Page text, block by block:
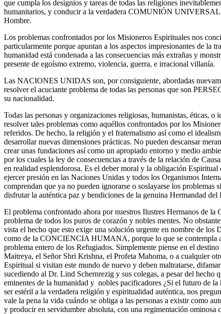
que cumpla los designios y tareas de todas las religiones
humanitarios, y conducir a la verdadera COMUNIÓN UNIVERSAL
Hombre.
Los problemas confrontados por los Misioneros Espirituales nos
particularmente porque apuntan a los aspectos impresionantes de la
humanidad está condenada a las consecuencias más extrañas y
presente de egoísmo extremo, violencia, guerra, e irracional villanía.
Las NACIONES UNIDAS son, por consiguiente, abordadas
resolver el acuciante problema de todas las personas que son
su nacionalidad.
Todas las personas y organizaciones religiosas, humanistas, éticas, o
resolver tales problemas como aquéllos confrontados por los
referidos. De hecho, la religión y el fraternalismo así como el
desarrollar nuevas dimensiones prácticas. No pueden descansar
crear unas fundaciones así como un apropiado entorno y medio
por los cuales la ley de consecuencias a través de la relación de
en realidad esplendorosa. Es el deber moral y la obligación Espiritual
ejercer presión en las Naciones Unidas y todos los Organismos
comprendan que ya no pueden ignorarse o soslayarse los problemas
disfrutar la auténtica paz y bendiciones de la genuina Hermandad del
El problema confrontado ahora por nuestros Ilustres Hermanos de la
problema de todos los puros de corazón y nobles mentes. No
vista el hecho que esto exige una solución urgente en nombre de
como de la CONCIENCIA HUMANA, porque lo que se contempla
problema entero de los Refugiados. Simplemente piense en el
Maitreya, el Señor Shri Krishna, el Profeta Mahoma, o a cualquier
Espiritual si visitan este mundo de nuevo y deben maltratarse,
sucediendo al Dr. Lind Schernrezig y sus colegas, a pesar del hecho
eminentes de la humanidad y nobles pacificadores ¿Si el futuro de la
ser estéril a la verdadera religión y espiritualidad auténtica, nos
vale la pena la vida cuándo se obliga a las personas a existir como
y producir en servidumbre absoluta, con una regimentación ominosa